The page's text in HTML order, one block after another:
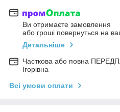
Ви отримаєте замовлення
або гроші повернуться на
Детальніше
Часткова або повна
Ігорівна
Всі умови оплати